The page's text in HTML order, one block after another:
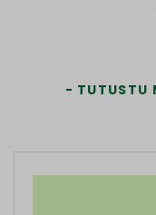
TUTUSTU